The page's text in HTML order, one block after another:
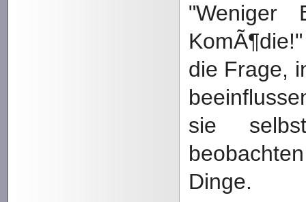
"Weniger
die Frage,
sie
Dinge.